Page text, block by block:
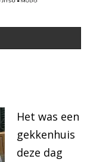
Het was een
gekkenhuis
deze dag